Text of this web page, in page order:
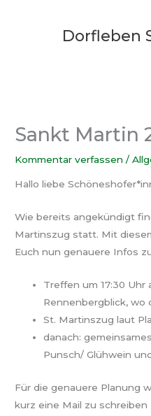
Dorfleben
Sankt Martin
Kommentar verfassen /
Hallo liebe
Wie bereits angekündigt
Martinszug statt. Mit
Euch nun genauere Infos
Treffen um 17:30 Uhr
Rennenbergblick,
St. Martinszug laut
danach:
Punsch/ Glühwein
Für die genauere Planung
kurz eine Mail zu schreiben